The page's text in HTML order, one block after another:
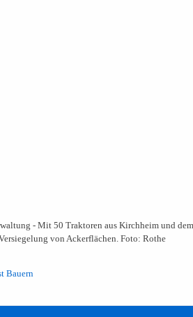
- Mit 50 Traktoren aus Kirchheim und
von Ackerflächen. Foto: Rothe
Bauern